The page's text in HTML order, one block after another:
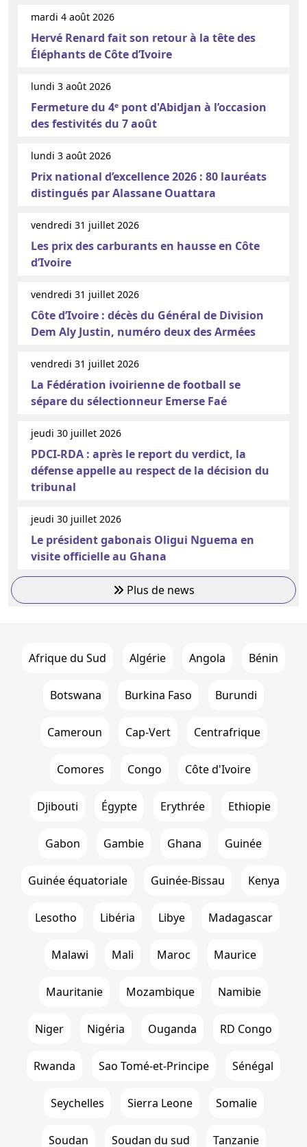
mardi 4 août 2026
Hervé Renard fait son retour à la tête des
Éléphants de Côte d’Ivoire
lundi 3 août 2026
Fermeture du 4ᵉ pont d'Abidjan à l’occasion
des festivités du 7 août
lundi 3 août 2026
Prix national d’excellence 2026 : 80 lauréats
distingués par Alassane Ouattara
vendredi 31 juillet 2026
Les prix des carburants en hausse en Côte
d’Ivoire
vendredi 31 juillet 2026
Côte d’Ivoire : décès du Général de Division
Dem Aly Justin, numéro deux des Armées
vendredi 31 juillet 2026
La Fédération ivoirienne de football se
sépare du sélectionneur Emerse Faé
jeudi 30 juillet 2026
PDCI-RDA : après le report du verdict, la
défense appelle au respect de la décision du
tribunal
jeudi 30 juillet 2026
Le président gabonais Oligui Nguema en
visite officielle au Ghana
Plus de news
Afrique du Sud Algérie Angola Bénin
Botswana Burkina Faso Burundi
Cameroun Cap-Vert Centrafrique
Comores Congo Côte d'Ivoire
Djibouti Égypte Erythrée Ethiopie
Gabon Gambie Ghana Guinée
Guinée équatoriale Guinée-Bissau Kenya
Lesotho Libéria Libye Madagascar
Malawi Mali Maroc Maurice
Mauritanie Mozambique Namibie
Niger Nigéria Ouganda RD Congo
Rwanda Sao Tomé-et-Principe Sénégal
Seychelles Sierra Leone Somalie
Soudan Soudan du sud Tanzanie